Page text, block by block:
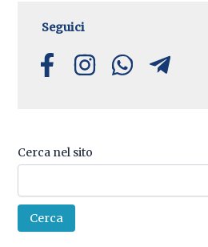
Seguici
Cerca nel sito
Cerca